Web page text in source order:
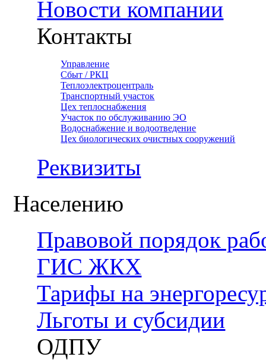
Новости компании
Контакты
Управление
Сбыт / РКЦ
Теплоэлектроцентраль
Транспортный участок
Цех теплоснабжения
Участок по обслуживанию ЭО
Водоснабжение и водоотведение
Цех биологических очистных сооружений
Реквизиты
Населению
Правовой порядок
ГИС ЖКХ
Тарифы на
Льготы и субсидии
ОДПУ